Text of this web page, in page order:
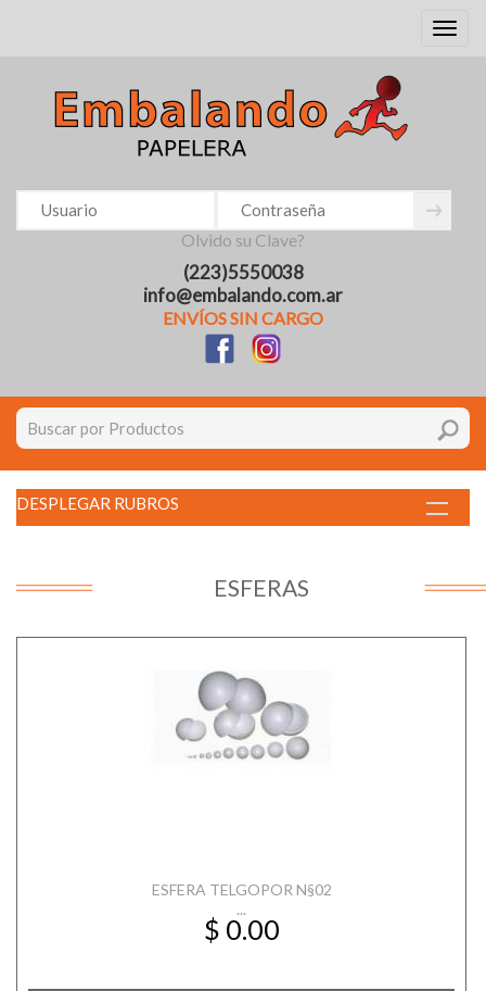
Toggle
Olvido su Clave?
(223)5550038
info@embalando.com.ar
ENVÍOS SIN CARGO
DESPLEGAR RUBROS
ESFERAS
ESFERA TELGOPOR N§02
...
$ 0.00